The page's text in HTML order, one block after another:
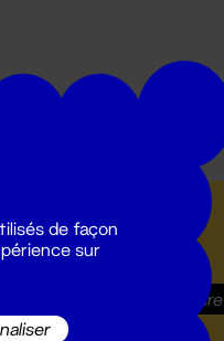
T :
S'inscrire
de façon
sur